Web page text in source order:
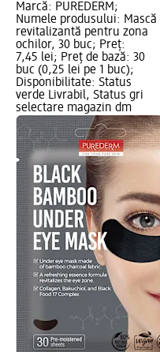
Marcă: PUREDERM;
Numele produsului: Mască
revitalizantă pentru zona
ochilor, 30 buc; Preț:
7,45 lei; Preț de bază: 30
buc (0,25 lei pe 1 buc);
Disponibilitate: Status
verde Livrabil, Status gri
selectare magazin dm